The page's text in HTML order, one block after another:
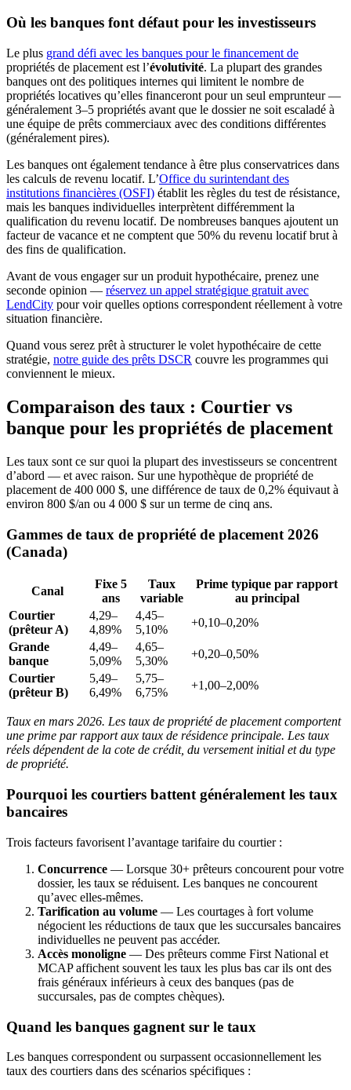
Où les banques font défaut pour les investisseurs
Le plus grand défi avec les banques pour le financement de
propriétés de placement est l’évolutivité. La plupart des grandes
banques ont des politiques internes qui limitent le nombre de
propriétés locatives qu’elles financeront pour un seul emprunteur —
généralement 3–5 propriétés avant que le dossier ne soit escaladé à
une équipe de prêts commerciaux avec des conditions différentes
(généralement pires).
Les banques ont également tendance à être plus conservatrices dans
les calculs de revenu locatif. L’Office du surintendant des
institutions financières (OSFI) établit les règles du test de résistance,
mais les banques individuelles interprètent différemment la
qualification du revenu locatif. De nombreuses banques ajoutent un
facteur de vacance et ne comptent que 50% du revenu locatif brut à
des fins de qualification.
Avant de vous engager sur un produit hypothécaire, prenez une
seconde opinion — réservez un appel stratégique gratuit avec
LendCity pour voir quelles options correspondent réellement à votre
situation financière.
Quand vous serez prêt à structurer le volet hypothécaire de cette
stratégie, notre guide des prêts DSCR couvre les programmes qui
conviennent le mieux.
Comparaison des taux : Courtier vs
banque pour les propriétés de placement
Les taux sont ce sur quoi la plupart des investisseurs se concentrent
d’abord — et avec raison. Sur une hypothèque de propriété de
placement de 400 000 $, une différence de taux de 0,2% équivaut à
environ 800 $/an ou 4 000 $ sur un terme de cinq ans.
Gammes de taux de propriété de placement 2026
(Canada)
Canal
Fixe 5
ans
Taux
variable
Prime typique par rapport
au principal
Courtier
(prêteur A)
4,29–
4,89%
4,45–
5,10%
+0,10–0,20%
Grande
banque
4,49–
5,09%
4,65–
5,30%
+0,20–0,50%
Courtier
(prêteur B)
5,49–
6,49%
5,75–
6,75%
+1,00–2,00%
Taux en mars 2026. Les taux de propriété de placement comportent
une prime par rapport aux taux de résidence principale. Les taux
réels dépendent de la cote de crédit, du versement initial et du type
de propriété.
Pourquoi les courtiers battent généralement les taux
bancaires
Trois facteurs favorisent l’avantage tarifaire du courtier :
Concurrence — Lorsque 30+ prêteurs concourent pour votre
dossier, les taux se réduisent. Les banques ne concourent
qu’avec elles-mêmes.
Tarification au volume — Les courtages à fort volume
négocient les réductions de taux que les succursales bancaires
individuelles ne peuvent pas accéder.
Accès monoligne — Des prêteurs comme First National et
MCAP affichent souvent les taux les plus bas car ils ont des
frais généraux inférieurs à ceux des banques (pas de
succursales, pas de comptes chèques).
Quand les banques gagnent sur le taux
Les banques correspondent ou surpassent occasionnellement les
taux des courtiers dans des scénarios spécifiques :